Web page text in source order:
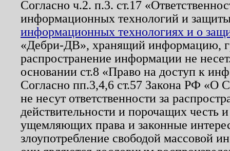
Согласно ч.2. п.3. ст.17
информационных технологий и
информационных технологиях и о
«Дебри-ДВ», хранящий информацию,
распространение информации не
основании ст.8 «Право на доступ к
Согласно пп.3,4,6 ст.57 Закона РФ «О
не несут ответственности за
действительности и порочащих честь
ущемляющих права и законные
злоупотребление свободой массовой